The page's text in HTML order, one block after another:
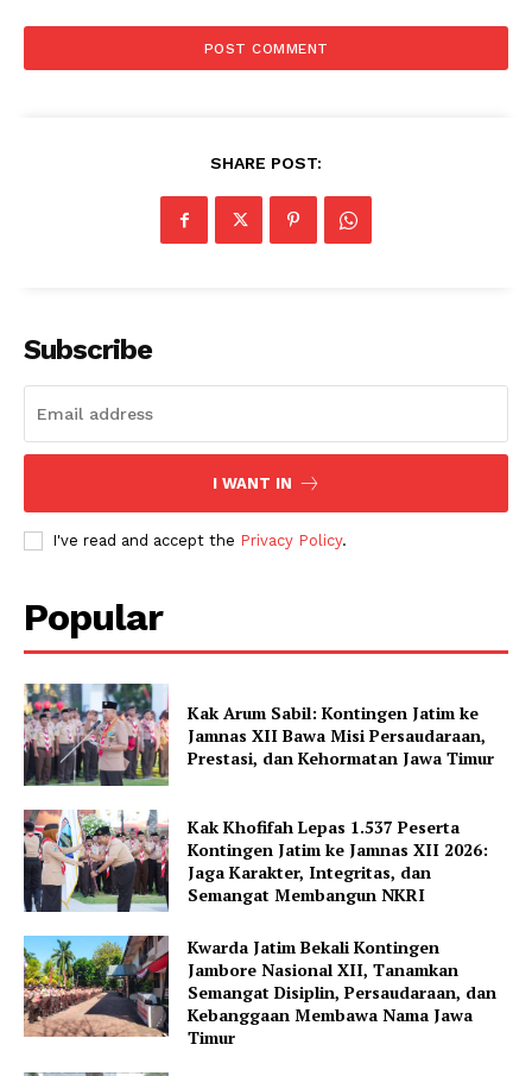
SHARE POST:
Subscribe
I WANT IN
I've read and accept the Privacy Policy.
Popular
Kak Arum Sabil: Kontingen Jatim ke
Jamnas XII Bawa Misi Persaudaraan,
Prestasi, dan Kehormatan Jawa Timur
Kak Khofifah Lepas 1.537 Peserta
Kontingen Jatim ke Jamnas XII 2026:
Jaga Karakter, Integritas, dan
Semangat Membangun NKRI
Kwarda Jatim Bekali Kontingen
Jambore Nasional XII, Tanamkan
Semangat Disiplin, Persaudaraan, dan
Kebanggaan Membawa Nama Jawa
Timur